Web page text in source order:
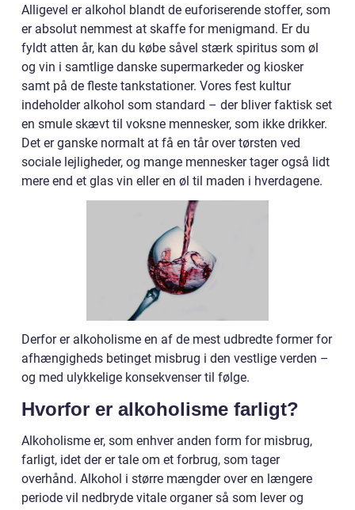
Alligevel er alkohol blandt de euforiserende stoffer, som
er absolut nemmest at skaffe for menigmand. Er du
fyldt atten år, kan du købe såvel stærk spiritus som øl
og vin i samtlige danske supermarkeder og kiosker
samt på de fleste tankstationer. Vores fest kultur
indeholder alkohol som standard – der bliver faktisk set
en smule skævt til voksne mennesker, som ikke drikker.
Det er ganske normalt at få en tår over tørsten ved
sociale lejligheder, og mange mennesker tager også lidt
mere end et glas vin eller en øl til maden i hverdagene.
Derfor er alkoholisme en af de mest udbredte former for
afhængigheds betinget misbrug i den vestlige verden –
og med ulykkelige konsekvenser til følge.
Hvorfor er alkoholisme farligt?
Alkoholisme er, som enhver anden form for misbrug,
farligt, idet der er tale om et forbrug, som tager
overhånd. Alkohol i større mængder over en længere
periode vil nedbryde vitale organer så som lever og